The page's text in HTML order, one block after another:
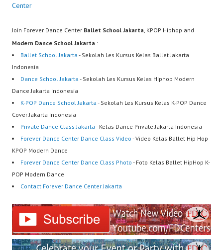
Center
Join Forever Dance Center Ballet School Jakarta , KPOP Hiphop and
Modern Dance School Jakarta :
Ballet School Jakarta - Sekolah Les Kursus Kelas Ballet Jakarta
Indonesia
Dance School Jakarta - Sekolah Les Kursus Kelas Hiphop Modern
Dance Jakarta Indonesia
K-POP Dance School Jakarta - Sekolah Les Kursus Kelas K-POP Dance
Cover Jakarta Indonesia
Private Dance Class Jakarta - Kelas Dance Private Jakarta Indonesia
Forever Dance Center Dance Class Video - Video Kelas Ballet Hip Hop
KPOP Modern Dance
Forever Dance Center Dance Class Photo - Foto Kelas Ballet HipHop K-
POP Modern Dance
Contact Forever Dance Center Jakarta